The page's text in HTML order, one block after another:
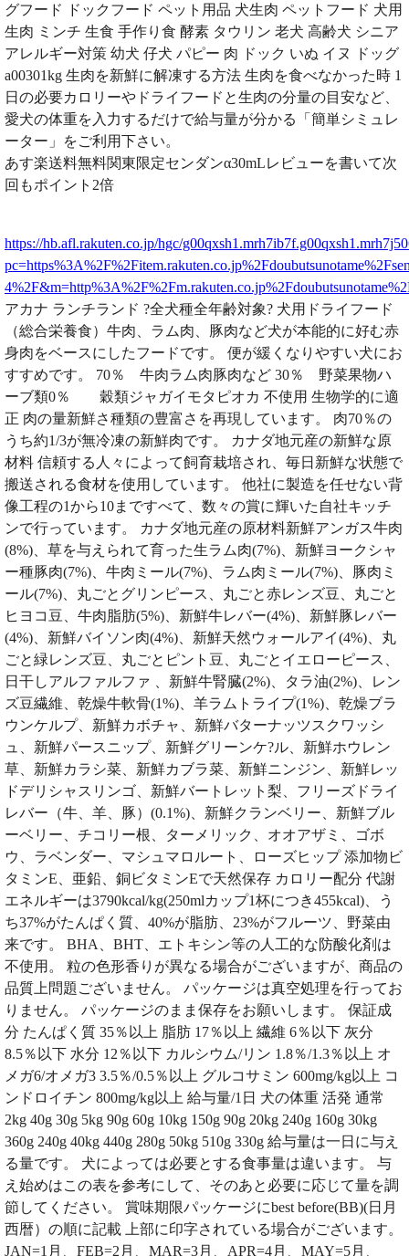
グフード ドックフード ペット用品 犬生肉 ペットフード 犬用
生肉 ミンチ 生食 手作り食 酵素 タウリン 老犬 高齢犬 シニア
アレルギー対策 幼犬 仔犬 パピー 肉 ドック いぬ イヌ ドッグ
a00301kg 生肉を新鮮に解凍する方法 生肉を食べなかった時 1
日の必要カロリーやドライフードと生肉の分量の目安など、
愛犬の体重を入力するだけで給与量が分かる「簡単シミュレ
ーター」をご利用下さい。
あす楽送料無料関東限定センダンα30mLレビューを書いて次
回もポイント2倍
https://hb.afl.rakuten.co.jp/hgc/
アカナ ランチランド ?全犬種全年齢対象? 犬用ドライフード
（総合栄養食）牛肉、ラム肉、豚肉など犬が本能的に好む赤
身肉をベースにしたフードです。 便が緩くなりやすい犬にお
すすめです。 70％ 牛肉ラム肉豚肉など 30％ 野菜果物ハ
ーブ類0％ 穀類ジャガイモタピオカ 不使用 生物学的に適
正 肉の量新鮮さ種類の豊富さを再現しています。 肉70％の
うち約1/3が無冷凍の新鮮肉です。 カナダ地元産の新鮮な原
材料 信頼する人々によって飼育栽培され、毎日新鮮な状態で
搬送される食材を使用しています。 他社に製造を任せない背
像工程の1から10まですべて、数々の賞に輝いた自社キッチ
ンで行っています。 カナダ地元産の原材料新鮮アンガス牛肉
(8%)、草を与えられて育った生ラム肉(7%)、新鮮ヨークシャ
ー種豚肉(7%)、牛肉ミール(7%)、ラム肉ミール(7%)、豚肉ミ
ール(7%)、丸ごとグリンピース、丸ごと赤レンズ豆、丸ごと
ヒヨコ豆、牛肉脂肪(5%)、新鮮牛レバー(4%)、新鮮豚レバー
(4%)、新鮮バイソン肉(4%)、新鮮天然ウォールアイ(4%)、丸
ごと緑レンズ豆、丸ごとピント豆、丸ごとイエローピース、
日干しアルファルファ 、新鮮牛腎臓(2%)、タラ油(2%)、レン
ズ豆繊維、乾燥牛軟骨(1%)、羊ラムトライプ(1%)、乾燥ブラ
ウンケルプ、新鮮カボチャ、新鮮バターナッツスクワッシ
ュ、新鮮パースニップ、新鮮グリーンケ?ル、新鮮ホウレン
草、新鮮カラシ菜、新鮮カブラ菜、新鮮ニンジン、新鮮レッ
ドデリシャスリンゴ、新鮮バートレット梨、フリーズドライ
レバー（牛、羊、豚）(0.1%)、新鮮クランベリー、新鮮ブル
ーベリー、チコリー根、ターメリック、オオアザミ、ゴボ
ウ、ラベンダー、マシュマロルート、ローズヒップ 添加物ビ
タミンE、亜鉛、銅ビタミンEで天然保存 カロリー配分 代謝
エネルギーは3790kcal/kg(250mlカップ1杯につき455kcal)、う
ち37%がたんぱく質、40%が脂肪、23%がフルーツ、野菜由
来です。 BHA、BHT、エトキシン等の人工的な防酸化剤は
不使用。 粒の色形香りが異なる場合がございますが、商品の
品質上問題ございません。 パッケージは真空処理を行ってお
りません。 パッケージのまま保存をお願いします。 保証成
分 たんぱく質 35％以上 脂肪 17％以上 繊維 6％以下 灰分
8.5％以下 水分 12％以下 カルシウム/リン 1.8％/1.3％以上 オ
メガ6/オメガ3 3.5％/0.5％以上 グルコサミン 600mg/kg以上 コ
ンドロイチン 800mg/kg以上 給与量/1日 犬の体重 活発 通常
2kg 40g 30g 5kg 90g 60g 10kg 150g 90g 20kg 240g 160g 30kg
360g 240g 40kg 440g 280g 50kg 510g 330g 給与量は一日に与え
る量です。 犬によっては必要とする食事量は違います。 与
え始めはこの表を参考にして、そのあと必要に応じて量を調
節してください。 賞味期限パッケージにbest before(BB)(日月
西暦）の順に記載 上部に印字されている場合がございます。
JAN=1月、FEB=2月、MAR=3月、APR=4月、MAY=5月、